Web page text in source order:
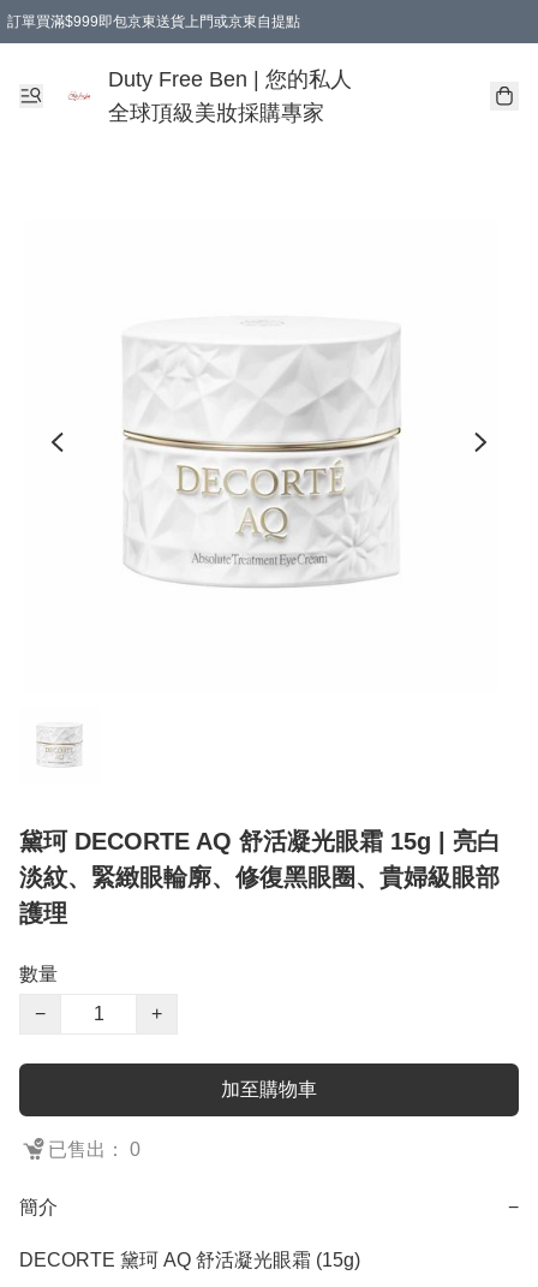
訂單買滿$999即包京東送貨上門或京東自提點
Duty Free Ben | 您的私人
全球頂級美妝採購專家
黛珂 DECORTE AQ 舒活凝光眼霜 15g | 亮白
淡紋、緊緻眼輪廓、修復黑眼圈、貴婦級眼部
護理
數量
−
+
加至購物車
已售出： 0
簡介 −
DECORTE 黛珂 AQ 舒活凝光眼霜 (15g)